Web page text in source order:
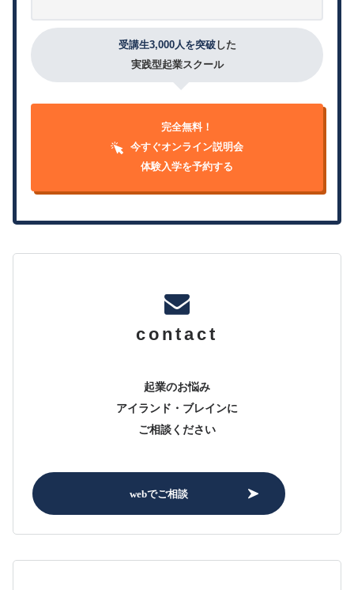
受講生3,000人を突破した
実践型起業スクール
完全無料！
今すぐオンライン説明会
体験入学を予約する
contact
起業のお悩み
アイランド・ブレインに
ご相談ください
webでご相談